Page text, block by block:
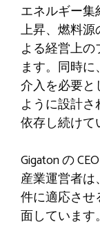
エネルギー
上昇、燃料
よる経営上
ます。同時
介入を必要
ように設計
依存し続けて
Gigaton の
産業運営者
件に適応さ
面しています。